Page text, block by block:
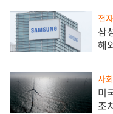
전
삼
해
사회
미
조